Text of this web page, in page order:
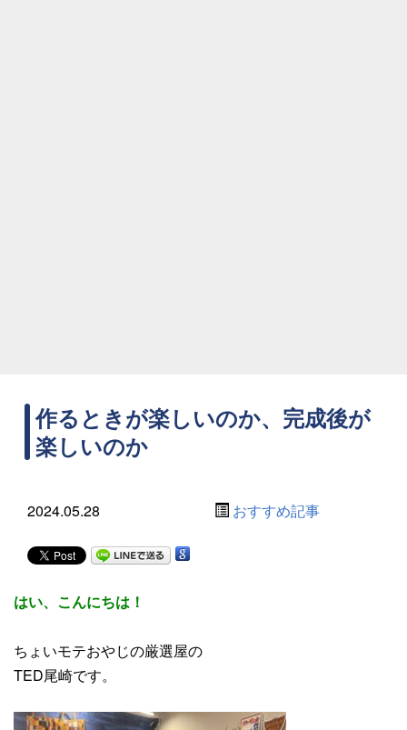
作るときが楽しいのか、完成後が
楽しいのか
2024.05.28 おすすめ記事
はい、こんにちは！
ちょいモテおやじの厳選屋の
TED尾崎です。